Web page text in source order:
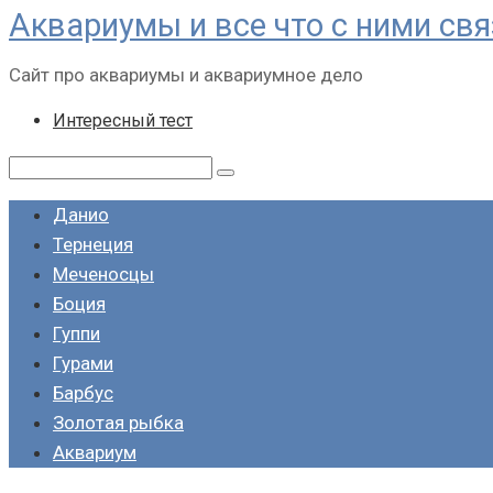
Перейти
контенту
Аквариумы и все что с ними
Сайт про аквариумы и аквариумное дело
Интересный тест
Данио
Тернеция
Меченосцы
Боция
Гуппи
Гурами
Барбус
Золотая рыбка
Аквариум